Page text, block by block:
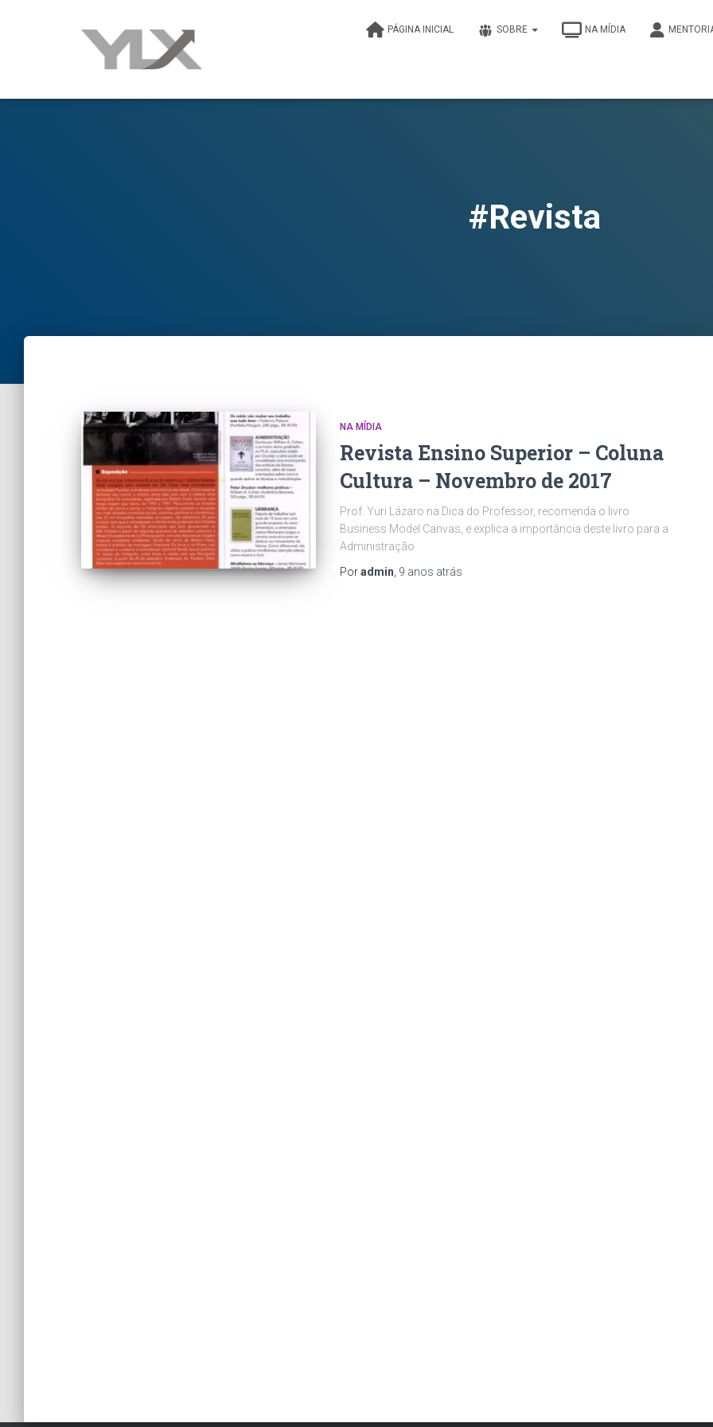
PÁGINA INICIAL SOBRE NA MÍDIA
#Revista
NA MÍDIA
Revista Ensino Superior – Coluna
Cultura – Novembro de 2017
Prof. Yuri Lázaro na Dica do Professor, recomenda o livro
Business Model Canvas, e explica a importância deste livro para a
Administração
Poradmin 9 anos atrás